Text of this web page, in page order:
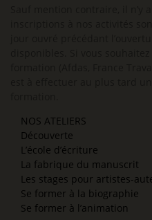
NOS ATELIERS
Découverte
L’école d’écriture
La fabrique du manuscrit
Les stages pour artistes-
Se former à la biographie
Se former à l’animation